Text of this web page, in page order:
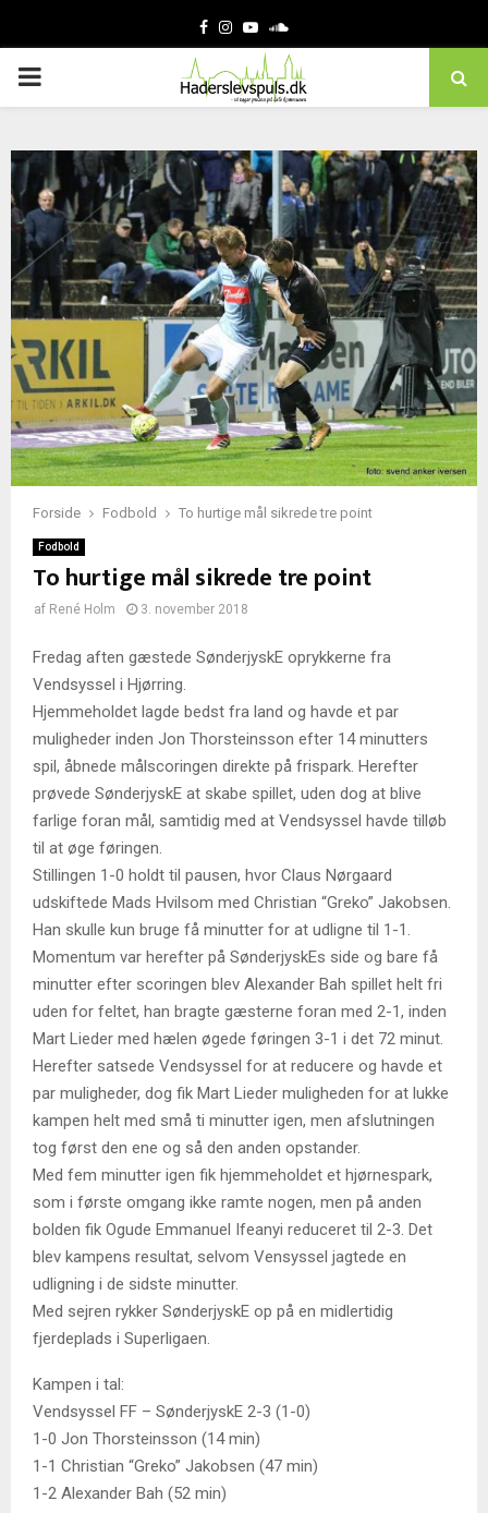
Facebook
Instagram
YoutubeSoundcloud
PRIMARY
Forside Fodbold To hurtige mål sikrede tre point
Fodbold
To hurtige mål sikrede tre point
af René Holm 3. november 2018
Fredag aften gæstede SønderjyskE oprykkerne fra
Vendsyssel i Hjørring.
Hjemmeholdet lagde bedst fra land og havde et par
muligheder inden Jon Thorsteinsson efter 14 minutters
spil, åbnede målscoringen direkte på frispark. Herefter
prøvede SønderjyskE at skabe spillet, uden dog at blive
farlige foran mål, samtidig med at Vendsyssel havde tilløb
til at øge føringen.
Stillingen 1-0 holdt til pausen, hvor Claus Nørgaard
udskiftede Mads Hvilsom med Christian “Greko” Jakobsen.
Han skulle kun bruge få minutter for at udligne til 1-1.
Momentum var herefter på SønderjyskEs side og bare få
minutter efter scoringen blev Alexander Bah spillet helt fri
uden for feltet, han bragte gæsterne foran med 2-1, inden
Mart Lieder med hælen øgede føringen 3-1 i det 72 minut.
Herefter satsede Vendsyssel for at reducere og havde et
par muligheder, dog fik Mart Lieder muligheden for at lukke
kampen helt med små ti minutter igen, men afslutningen
tog først den ene og så den anden opstander.
Med fem minutter igen fik hjemmeholdet et hjørnespark,
som i første omgang ikke ramte nogen, men på anden
bolden fik Ogude Emmanuel Ifeanyi reduceret til 2-3. Det
blev kampens resultat, selvom Vensyssel jagtede en
udligning i de sidste minutter.
Med sejren rykker SønderjyskE op på en midlertidig
fjerdeplads i Superligaen.
Kampen i tal:
Vendsyssel FF – SønderjyskE 2-3 (1-0)
1-0 Jon Thorsteinsson (14 min)
1-1 Christian “Greko” Jakobsen (47 min)
1-2 Alexander Bah (52 min)